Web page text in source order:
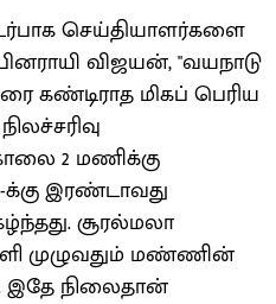
செய்தியாளர்களை
விஜயன், "வயநாடு
கண்டிராத மிகப் பெரிய
2 மணிக்கு
க்கு இரண்டாவது
சூரல்மலா
முழுவதும் மண்ணின்
இதே நிலைதான்